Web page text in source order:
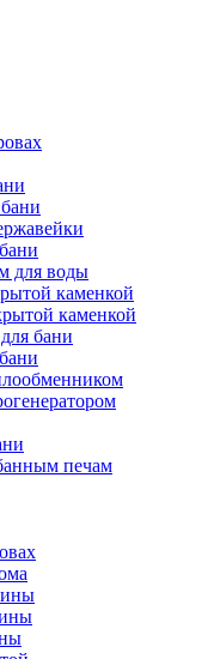
для воды
каменкой
каменкой
бани
печам